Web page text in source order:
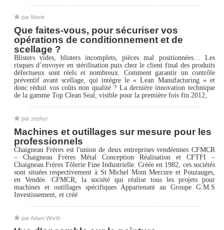
par Marie
Que faites-vous, pour sécuriser vos
opérations de conditionnement et de
scellage ?
Blisters vides, blisters incomplets, pièces mal positionnées… Les
risques d’envoyer en stérilisation puis chez le client final des produits
défectueux sont réels et nombreux. Comment garantir un contrôle
préventif avant scellage, qui intègre le « Lean Manufacturing » et
donc réduit vos coûts non qualité ? La dernière innovation technique
de la gamme Top Clean Seal, visible pour la première fois fin 2012,
par zephyr
Machines et outillages sur mesure pour les
professionnels
Chaigneau Frères est l'union de deux entreprises vendéennes CFMCR
– Chaigneau Frères Métal Conception Réalisation et CFTFI –
Chaigneau Frères Tôlerie Fine Industrielle. Créée en 1982, ces sociétés
sont situées respectivement à St Michel Mont Mercure et Pouzauges,
en Vendée. CFMCR, la société qui réalise tous les projets pour
machines et outillages spécifiques Appartenant au Groupe G.M.S
Investissement, et créé
par Adam Worth